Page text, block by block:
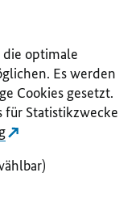
optimale
Es werden
Cookies gesetzt.
für Statistikzwecke